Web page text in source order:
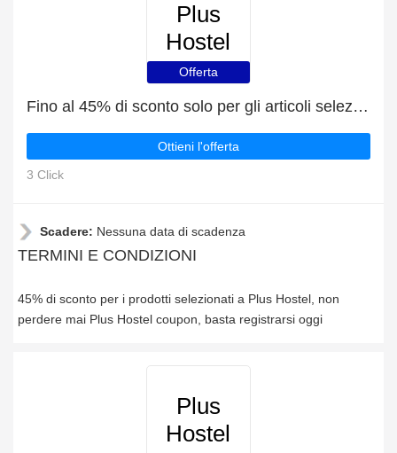
Plus
Hostel
Offerta
Fino al 45% di sconto solo per gli articoli selezionati
Ottieni l'offerta
3 Click
Scadere: Nessuna data di scadenza
TERMINI E CONDIZIONI
45% di sconto per i prodotti selezionati a Plus Hostel, non
perdere mai Plus Hostel coupon, basta registrarsi oggi
Plus
Hostel